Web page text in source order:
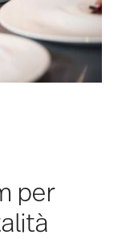
per